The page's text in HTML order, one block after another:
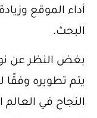
أداء الموقع
البحث.
بغض النظر عن
يتم تطويره وفقًا
النجاح في العالم